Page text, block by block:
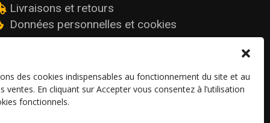
des cookies indispensables au fonctionnement du site et au
ventes. En cliquant sur Accepter vous consentez à l’utilisation
fonctionnels.
Livraisons et retours
Données personnelles et cookies